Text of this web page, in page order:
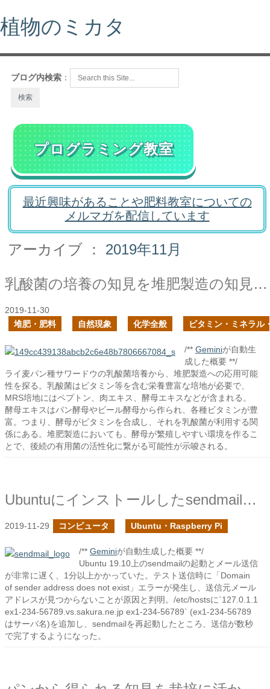
植物のミカタ
ブログ内検索 ：
プログラミング教室
最近興味があることや肥料教室についての
メルマガを配信しています
アーカイブ ： 2019年11月
乳酸菌の培養の知見を堆肥製造の知見に活かせるか？
2019-11-30
堆肥・肥料
自然現象 化学全般 ビタミン・ミネラル
/** Geminiが自動生
成した概要 **/
ライ麦パン種サワードウの乳酸菌培養から、堆肥製造への応用可能
性を探る。乳酸菌はビタミン等を含む栄養豊富な培地が必要で、
MRS培地にはペプトン、肉エキス、酵母エキスなどが含まれる。
酵母エキスはパン酵母やビール酵母から作られ、各種ビタミンが豊
富。つまり、酵母がビタミンを合成し、それを乳酸菌が利用する関
係にある。堆肥製造においても、酵母が繁殖しやすい環境を作るこ
とで、後続の有用菌の活性化に繋がる可能性が示唆される。
Ubuntuにインストールしたsendmailの起動と送信が遅くて困った
2019-11-29 コンピュータ Ubuntu・Raspberry Pi
/** Geminiが自動生成した概要 **/
Ubuntu 19.10上のsendmailの起動とメール送信
が非常に遅く、1分以上かかっていた。テスト送信時に「Domain
of sender address does not exist」エラーが発生し、送信元メール
アドレスが見つからないことが原因と判明。/etc/hostsに`127.0.1.1
ex1-234-56789.vs.sakura.ne.jp ex1-234-56789` (ex1-234-56789
はサーバ名)を追加し、sendmailを再起動したところ、送信が数秒
で完了するようになった。